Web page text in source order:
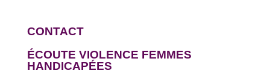
CONTACT
ÉCOUTE VIOLENCE FEMMES
HANDICAPÉES